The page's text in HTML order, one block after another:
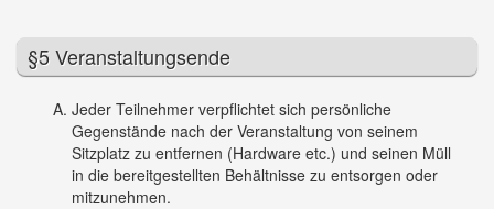
§5 Veranstaltungsende
Jeder Teilnehmer verpflichtet sich persönliche
Gegenstände nach der Veranstaltung von seinem
Sitzplatz zu entfernen (Hardware etc.) und seinen Müll
in die bereitgestellten Behältnisse zu entsorgen oder
mitzunehmen.